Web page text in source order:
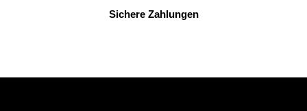
Sichere Zahlungen